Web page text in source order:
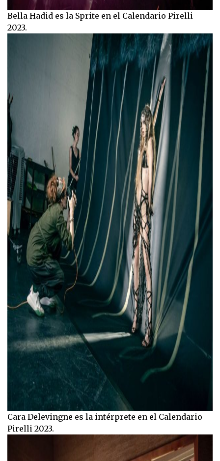
Bella Hadid es la Sprite en el Calendario Pirelli
2023.
Cara Delevingne es la intérprete en el Calendario
Pirelli 2023.